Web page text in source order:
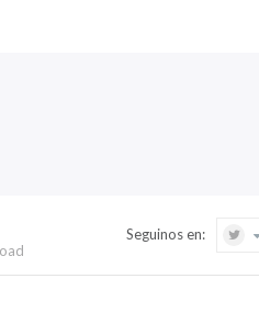
Seguinos en: